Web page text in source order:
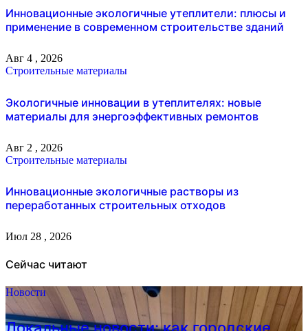
Инновационные экологичные утеплители: плюсы и
применение в современном строительстве зданий
Авг 4 , 2026
Строительные материалы
Экологичные инновации в утеплителях: новые
материалы для энергоэффективных ремонтов
Авг 2 , 2026
Строительные материалы
Инновационные экологичные растворы из
переработанных строительных отходов
Июл 28 , 2026
Сейчас читают
Новости
Локальные новости: как городские